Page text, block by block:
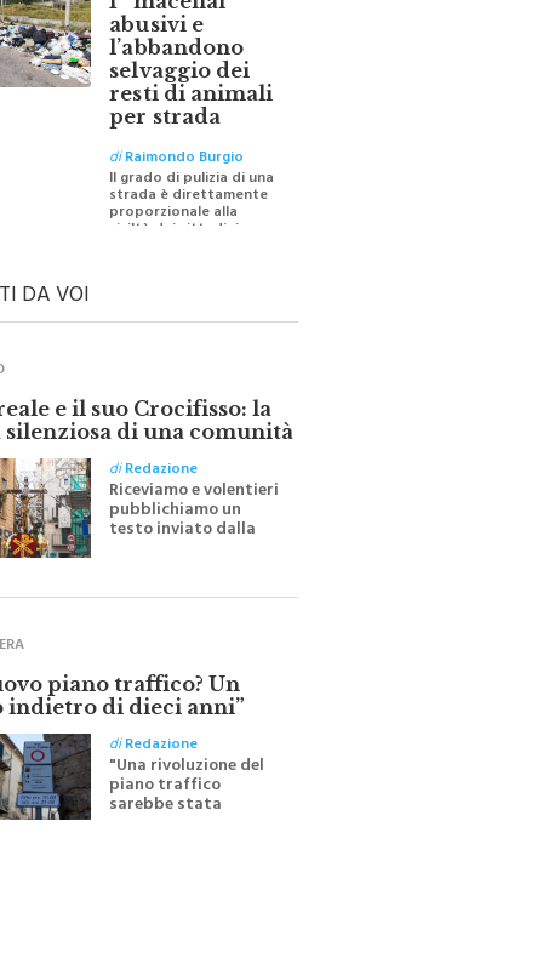
I “macellai”
abusivi e
l’abbandono
selvaggio dei
resti di animali
per strada
diRaimondo Burgio
Il grado di pulizia di una
strada è direttamente
proporzionale alla
DA VOI
e il suo Crocifisso: la
silenziosa di una comunità
diRedazione
Riceviamo e volentieri
pubblichiamo un
testo inviato dalla
all'indomani della
piano traffico? Un
indietro di dieci anni”
diRedazione
"Una rivoluzione del
piano traffico
sarebbe stata